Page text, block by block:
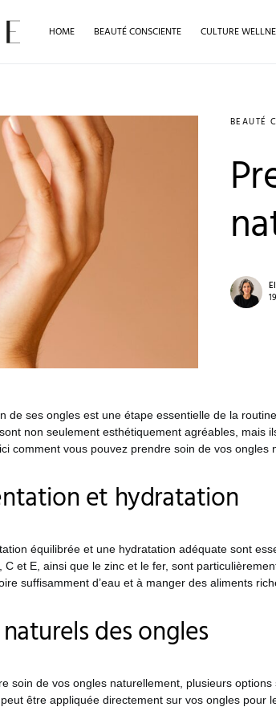
HOME BEAUTÉ CONSCIENTE CULTURE
BEAUTÉ
de ses ongles est une étape essentielle de la
non seulement esthétiquement agréables, mais
comment vous pouvez prendre soin de vos ongles
et hydratation
équilibrée et une hydratation adéquate sont
C et E, ainsi que le zinc et le fer, sont
suffisamment d’eau et à manger des aliments
des ongles
soin de vos ongles naturellement, plusieurs options
être appliquée directement sur vos ongles pour